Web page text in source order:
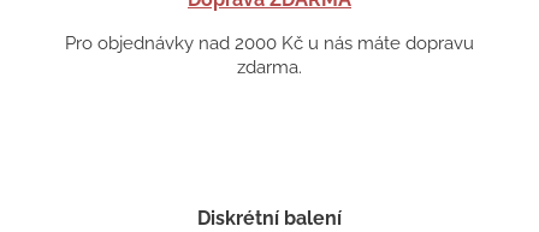
Pro objednávky nad 2000 Kč u nás máte dopravu
zdarma.
Diskrétní balení